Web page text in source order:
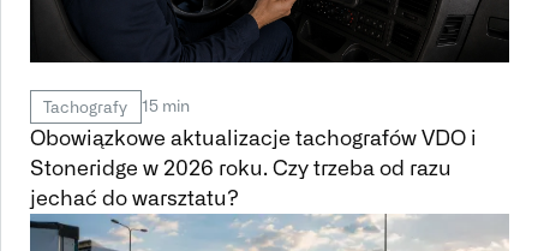
Tachografy 15 min
Obowiązkowe aktualizacje tachografów VDO i
Stoneridge w 2026 roku. Czy trzeba od razu
jechać do warsztatu?